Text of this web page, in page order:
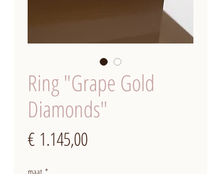
Ring "Grape Gold
Diamonds"
€ 1.145,00Prijs